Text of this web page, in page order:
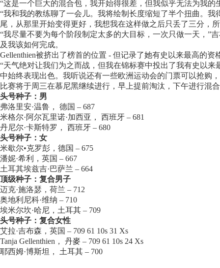
“这是一个巨大的混合包，我开始得很差，但我似乎无法为我的
“我和我的教练聊了一会儿。我将绘制长度缩短了半个扭曲。
尾，从那里开始变得更好，我想我在这样做之后只丢了三分，
“我尽量不要为每个阶段制定太多的大目标，一次只做一天，”
及我该如何完成。
Gellenthien被挤出了榜首的位置 - 但记录了她有史以来最高的资
“天气绝对让我们为之而战，但我在锦标赛中投出了我有史以
中始终表现出色。我听说还有一些欧洲运动会的门票可以抢购
比赛将于周三在慕尼黑继续进行，早上提前淘汰，下午进行混
头号种子：男
弗洛里安·温鲁， 德国 – 687
米格尔·阿尔瓦里诺·加西亚， 西班牙 – 681
丹尼尔·卡斯特罗， 西班牙 – 680
头号种子：女
米歇尔•克罗彭，德国 – 675
潘妮·希利，英国 – 667
土耳其埃兹吉·巴萨兰 – 664
顶级种子：复合男子
迈克·施洛瑟，荷兰 – 712
奥地利尼科·维纳 – 710
埃米尔坎·哈尼，土耳其 – 709
头号种子：复合女性
艾拉·吉布森，英国 – 709 61 10s 31 Xs
Tanja Gellenthien， 丹麥 – 709 61 10s 24 Xs
耶西姆·博斯坦， 土耳其 – 700